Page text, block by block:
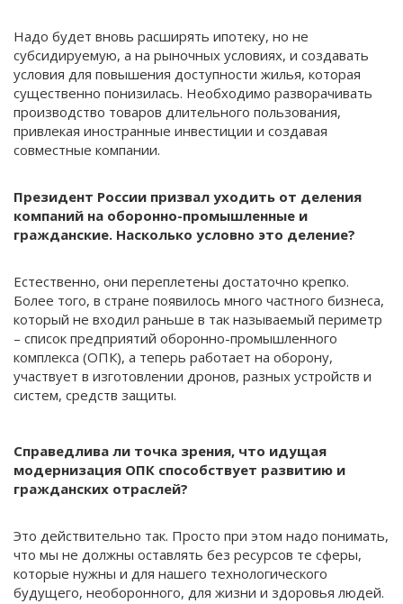
Надо будет вновь расширять ипотеку, но не
субсидируемую, а на рыночных условиях, и создавать
условия для повышения доступности жилья, которая
существенно понизилась. Необходимо разворачивать
производство товаров длительного пользования,
привлекая иностранные инвестиции и создавая
совместные компании.
Президент России призвал уходить от деления
компаний на оборонно-промышленные и
гражданские. Насколько условно это деление?
Естественно, они переплетены достаточно крепко.
Более того, в стране появилось много частного бизнеса,
который не входил раньше в так называемый периметр
– список предприятий оборонно-промышленного
комплекса (ОПК), а теперь работает на оборону,
участвует в изготовлении дронов, разных устройств и
систем, средств защиты.
Справедлива ли точка зрения, что идущая
модернизация ОПК способствует развитию и
гражданских отраслей?
Это действительно так. Просто при этом надо понимать,
что мы не должны оставлять без ресурсов те сферы,
которые нужны и для нашего технологического
будущего, необоронного, для жизни и здоровья людей.